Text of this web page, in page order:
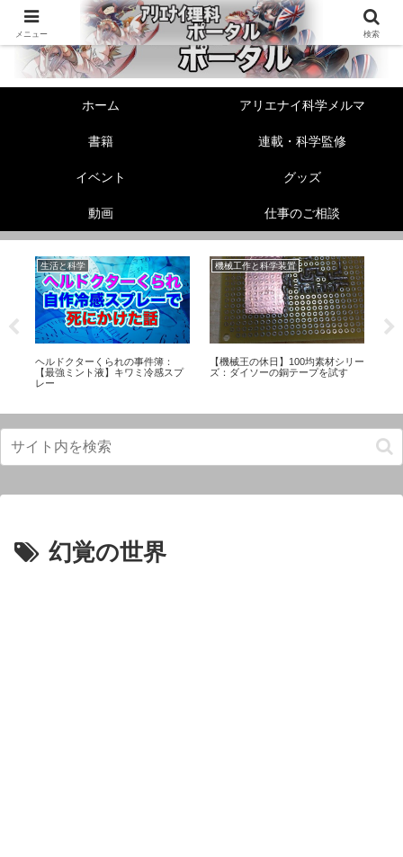
ホーム アリエナイ科学メルマ
書籍 連載・科学監修
イベント グッズ
動画 仕事のご相談
生活と科学
ヘルドクターくられの事件簿：
【最強ミント液】キワミ冷感スプ
レー
機械工作と科学装置
【機械王の休日】100均素材シリー
ズ：ダイソーの銅テープを試す
幻覚の世界
メニュー 検索